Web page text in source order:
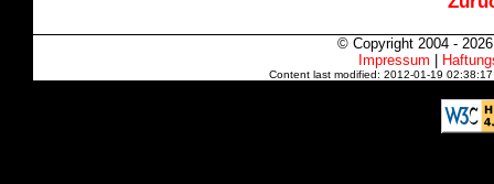
© Copyright 2004 -
Impressum
Content last modified: 2012-01-19